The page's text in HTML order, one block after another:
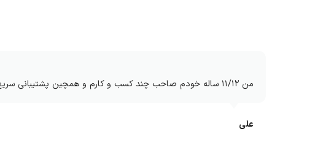
من ۱۱/۱۲ ساله خودم صاحب چند کسب و کارم و همچین پشتیبانی سریع و خفنی ندیده بودم دمتون گرم انشالله بیشتر کار کنم باهاتون
علی